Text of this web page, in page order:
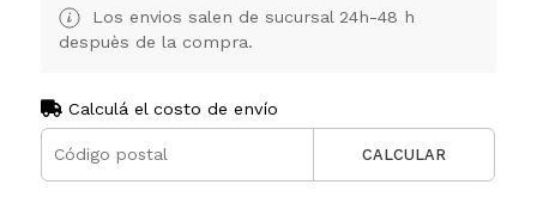
Los envios salen de sucursal 24h-48 h
despuès de la compra.
Calculá el costo de envío
CALCULAR